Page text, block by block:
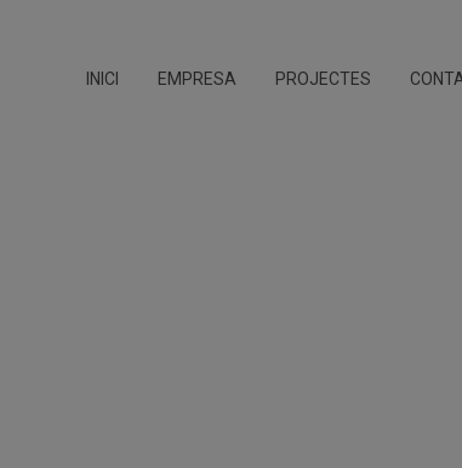
INICI EMPRESA PROJECTES